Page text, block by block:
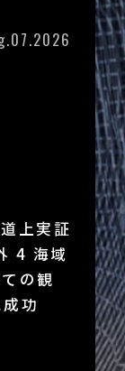
上実証
4 海域
の観
功